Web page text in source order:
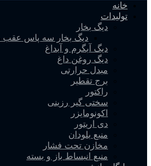
خانه
تولیدات
دیگ بخار
دیگ بخار سه پاس
دیگ آبگرم و آبداغ
دیگ روغن داغ
مبدل حرارتی
برج تقطیر
راکتور
سختی گیر رزینی
اکونومایزر
دی اریتور
منبع بلودان
مخازن تحت فشار
منبع انبساط باز و بسته